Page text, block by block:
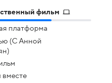
фильм
платформа
(С Анной
вместе